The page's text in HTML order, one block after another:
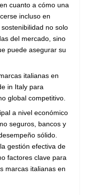
cuanto a cómo una
incluso en
no solo
del mercado, sino
puede asegurar su
italianas en
in Italy para
global competitivo.
a nivel económico
seguros, bancos y
sólido.
gestión efectiva de
factores clave para
marcas italianas en